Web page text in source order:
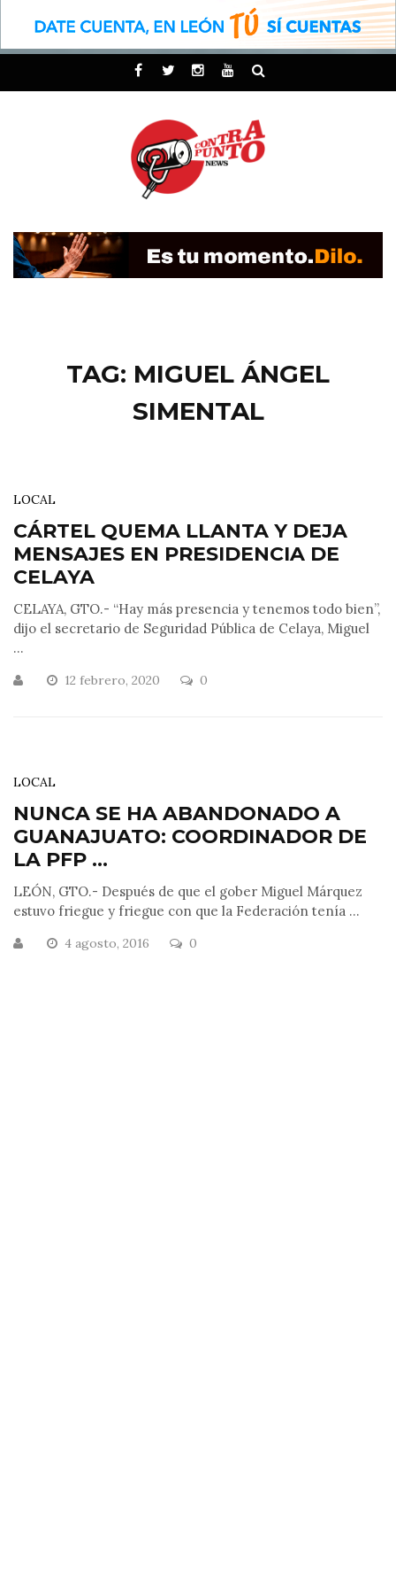
TAG: MIGUEL ÁNGEL
SIMENTAL
LOCAL
CÁRTEL QUEMA LLANTA Y DEJA
MENSAJES EN PRESIDENCIA DE
CELAYA
CELAYA, GTO.- “Hay más presencia y tenemos todo bien”,
dijo el secretario de Seguridad Pública de Celaya, Miguel
...
12 febrero, 2020 0
LOCAL
NUNCA SE HA ABANDONADO A
GUANAJUATO: COORDINADOR DE
LA PFP ...
LEÓN, GTO.- Después de que el gober Miguel Márquez
estuvo friegue y friegue con que la Federación tenía ...
4 agosto, 2016 0